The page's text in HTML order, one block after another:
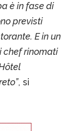
è in fase di
previsti
E in un
chef rinomati
, si